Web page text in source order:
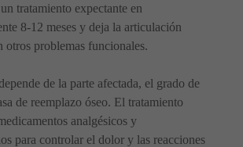
tratamiento expectante en
8-12 meses y deja la articulación
otros problemas funcionales.
de la parte afectada, el grado de
de reemplazo óseo. El tratamiento
analgésicos y
para controlar el dolor y las reacciones